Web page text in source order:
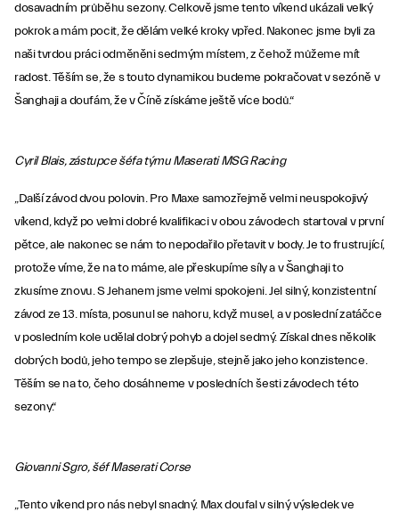
dosavadním průběhu sezony. Celkově jsme tento víkend ukázali velký
pokrok a mám pocit, že dělám velké kroky vpřed. Nakonec jsme byli za
naši tvrdou práci odměněni sedmým místem, z čehož můžeme mít
radost. Těším se, že s touto dynamikou budeme pokračovat v sezóně v
Šanghaji a doufám, že v Číně získáme ještě více bodů.“
Cyril Blais, zástupce šéfa týmu Maserati MSG Racing
„Další závod dvou polovin. Pro Maxe samozřejmě velmi neuspokojivý
víkend, když po velmi dobré kvalifikaci v obou závodech startoval v první
pětce, ale nakonec se nám to nepodařilo přetavit v body. Je to frustrující,
protože víme, že na to máme, ale přeskupíme síly a v Šanghaji to
zkusíme znovu. S Jehanem jsme velmi spokojeni. Jel silný, konzistentní
závod ze 13. místa, posunul se nahoru, když musel, a v poslední zatáčce
v posledním kole udělal dobrý pohyb a dojel sedmý. Získal dnes několik
dobrých bodů, jeho tempo se zlepšuje, stejně jako jeho konzistence.
Těším se na to, čeho dosáhneme v posledních šesti závodech této
sezony.“
Giovanni Sgro, šéf Maserati Corse
„Tento víkend pro nás nebyl snadný. Max doufal v silný výsledek ve